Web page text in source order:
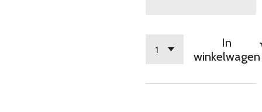
In
winkelwagen